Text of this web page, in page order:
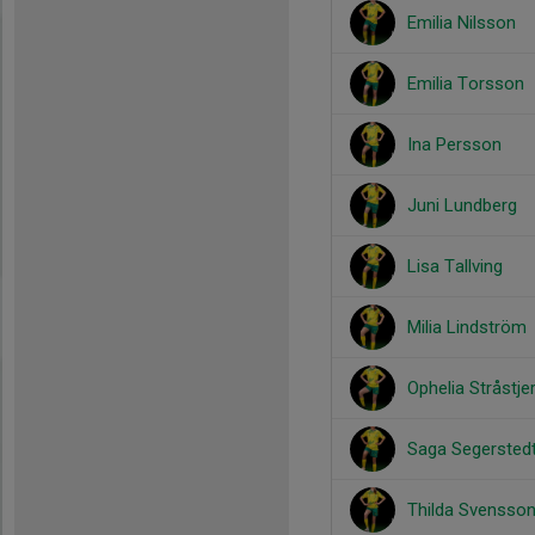
Emilia Nilsson
Emilia Torsson
Ina Persson
Juni Lundberg
Lisa Tallving
Milia Lindström
Ophelia
Saga
Thilda Svensson